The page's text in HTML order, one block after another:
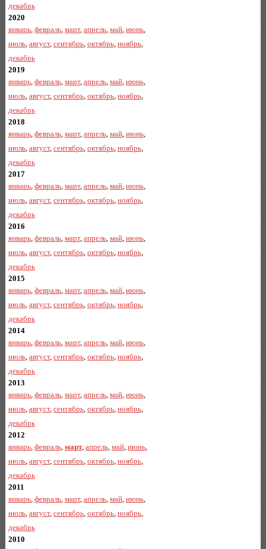
декабрь
2020
январь, февраль, март, апрель, май, июнь,
июль, август, сентябрь, октябрь, ноябрь,
декабрь
2019
январь, февраль, март, апрель, май, июнь,
июль, август, сентябрь, октябрь, ноябрь,
декабрь
2018
январь, февраль, март, апрель, май, июнь,
июль, август, сентябрь, октябрь, ноябрь,
декабрь
2017
январь, февраль, март, апрель, май, июнь,
июль, август, сентябрь, октябрь, ноябрь,
декабрь
2016
январь, февраль, март, апрель, май, июнь,
июль, август, сентябрь, октябрь, ноябрь,
декабрь
2015
январь, февраль, март, апрель, май, июнь,
июль, август, сентябрь, октябрь, ноябрь,
декабрь
2014
январь, февраль, март, апрель, май, июнь,
июль, август, сентябрь, октябрь, ноябрь,
декабрь
2013
январь, февраль, март, апрель, май, июнь,
июль, август, сентябрь, октябрь, ноябрь,
декабрь
2012
январь, февраль, март, апрель, май, июнь,
июль, август, сентябрь, октябрь, ноябрь,
декабрь
2011
январь, февраль, март, апрель, май, июнь,
июль, август, сентябрь, октябрь, ноябрь,
декабрь
2010